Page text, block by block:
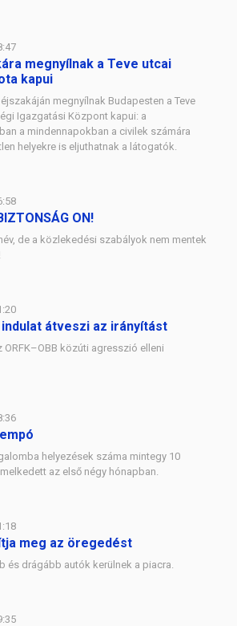
megnyílnak a Teve utcai
kapui
megnyílnak Budapesten a Teve
Igazgatási Központ kapui: a
a mindennapokban a civilek számára
helyekre is eljuthatnak a látogatók.
ON!
de a közlekedési szabályok nem mentek
átveszi az irányítást
ORFK–OBB közúti agresszió elleni
helyezések száma mintegy 10
az első négy hónapban.
meg az öregedést
és drágább autók kerülnek a piacra.